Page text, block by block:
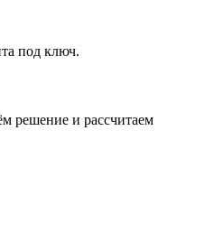
под ключ.
решение и рассчитаем